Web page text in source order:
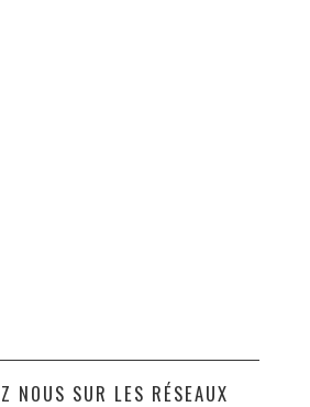
NOUS SUR LES RÉSEAUX